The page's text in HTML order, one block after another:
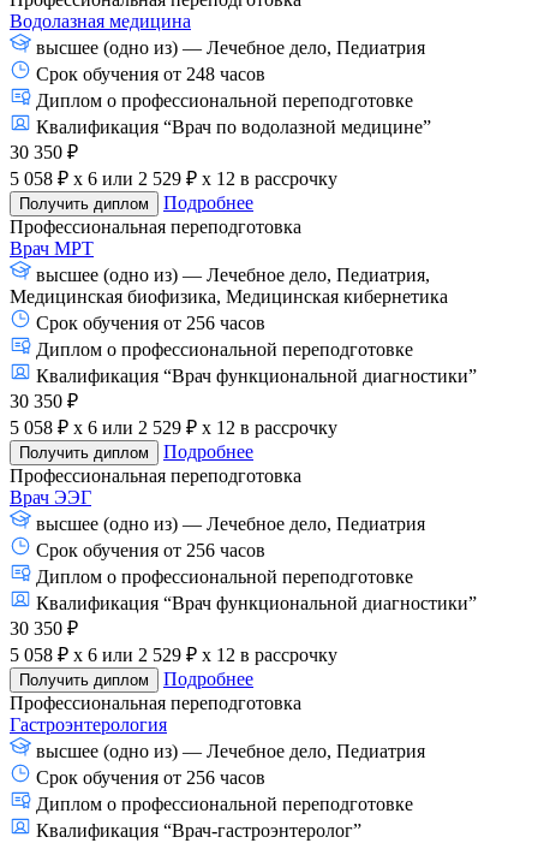
Водолазная медицина
высшее (одно из) — Лечебное дело, Педиатрия
Срок обучения от 248 часов
Диплом о профессиональной переподготовке
Квалификация “Врач по водолазной медицине”
30 350 ₽
5 058 ₽ x 6 или 2 529 ₽ x 12 в рассрочку
Получить диплом
Подробнее
Профессиональная переподготовка
Врач МРТ
высшее (одно из) — Лечебное дело, Педиатрия,
Медицинская биофизика, Медицинская кибернетика
Срок обучения от 256 часов
Диплом о профессиональной переподготовке
Квалификация “Врач функциональной диагностики”
30 350 ₽
5 058 ₽ x 6 или 2 529 ₽ x 12 в рассрочку
Получить диплом
Подробнее
Профессиональная переподготовка
Врач ЭЭГ
высшее (одно из) — Лечебное дело, Педиатрия
Срок обучения от 256 часов
Диплом о профессиональной переподготовке
Квалификация “Врач функциональной диагностики”
30 350 ₽
5 058 ₽ x 6 или 2 529 ₽ x 12 в рассрочку
Получить диплом
Подробнее
Профессиональная переподготовка
Гастроэнтерология
высшее (одно из) — Лечебное дело, Педиатрия
Срок обучения от 256 часов
Диплом о профессиональной переподготовке
Квалификация “Врач-гастроэнтеролог”